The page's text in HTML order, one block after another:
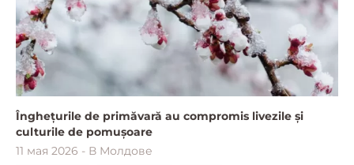
Înghețurile de primăvară au compromis livezile și
culturile de pomușoare
11 мая 2026 - В Молдове